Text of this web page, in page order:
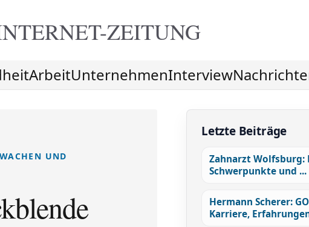
ZEITUNG
ArbeitUnternehmenInterview
UND
Letzte Beiträge
Zahnarzt Wolfsburg:
Schwerpunkte und ...
Hermann Scherer:
Karriere,